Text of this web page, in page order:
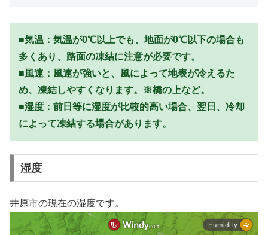
■気温：気温が0℃以上でも、地面が0℃以下の場合も
多くあり、路面の凍結に注意が必要です。
■風速：風速が強いと、風によって地表が冷えるた
め、凍結しやすくなります。※橋の上など。
■湿度：前日等に湿度が比較的高い場合、翌日、冷却
によって凍結する場合があります。
湿度
井原市の現在の湿度です。